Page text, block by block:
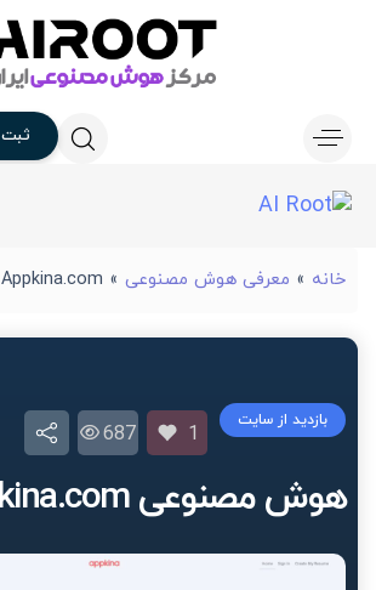
ثبت
خانه » معرفی هوش مصنوعی »
Appkina.com
هوش مصنوعی Appkina.com
بازدید از سایت
1
687